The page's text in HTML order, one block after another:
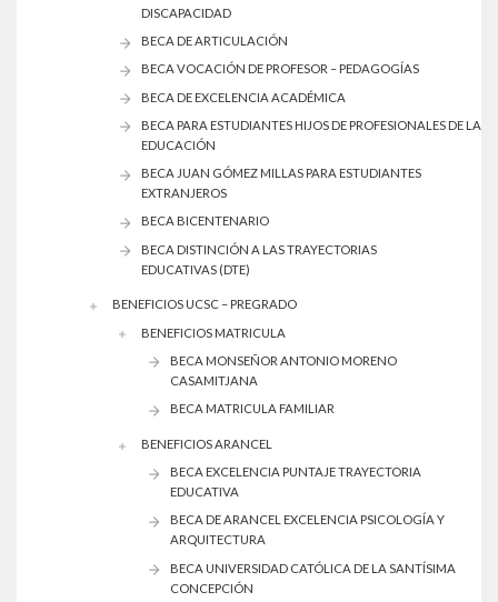
DISCAPACIDAD
BECA DE ARTICULACIÓN
BECA VOCACIÓN DE PROFESOR – PEDAGOGÍAS
BECA DE EXCELENCIA ACADÉMICA
BECA PARA ESTUDIANTES HIJOS DE PROFESIONALES DE LA
EDUCACIÓN
BECA JUAN GÓMEZ MILLAS PARA ESTUDIANTES
EXTRANJEROS
BECA BICENTENARIO
BECA DISTINCIÓN A LAS TRAYECTORIAS
EDUCATIVAS (DTE)
BENEFICIOS UCSC – PREGRADO
BENEFICIOS MATRICULA
BECA MONSEÑOR ANTONIO MORENO
CASAMITJANA
BECA MATRICULA FAMILIAR
BENEFICIOS ARANCEL
BECA EXCELENCIA PUNTAJE TRAYECTORIA
EDUCATIVA
BECA DE ARANCEL EXCELENCIA PSICOLOGÍA Y
ARQUITECTURA
BECA UNIVERSIDAD CATÓLICA DE LA SANTÍSIMA
CONCEPCIÓN